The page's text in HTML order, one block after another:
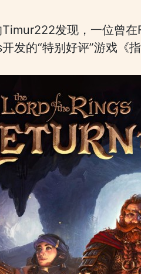
发现，一位曾
发的“特别好评”游戏《